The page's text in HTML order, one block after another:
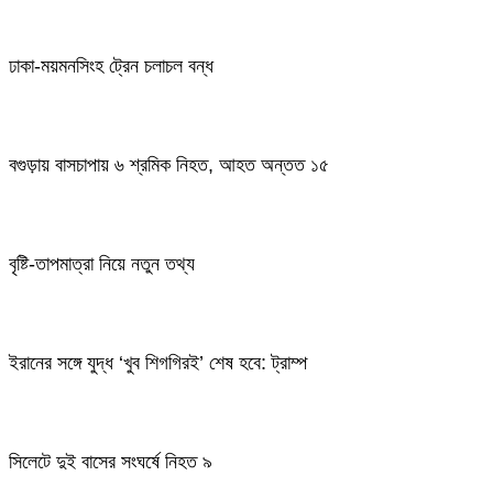
ঢাকা-ময়মনসিংহ ট্রেন চলাচল বন্ধ
বগুড়ায় বাসচাপায় ৬ শ্রমিক নিহত, আহত অন্তত ১৫
বৃষ্টি-তাপমাত্রা নিয়ে নতুন তথ্য
ইরানের সঙ্গে যুদ্ধ ‘খুব শিগগিরই’ শেষ হবে: ট্রাম্প
সিলেটে দুই বাসের সংঘর্ষে নিহত ৯